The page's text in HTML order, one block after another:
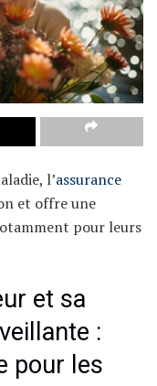
l’assurance
et offre une
pour leurs
et sa
:
pour les